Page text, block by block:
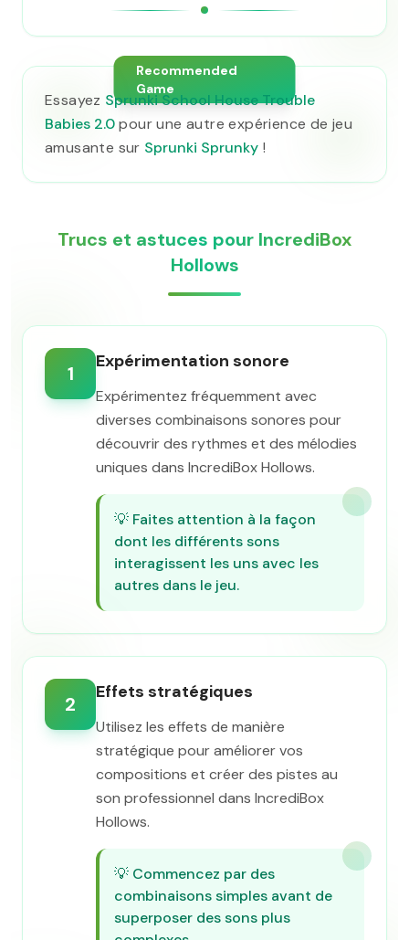
Recommended
Game
Essayez Sprunki School House Trouble
Babies 2.0pour une autre expérience de jeu
amusante sur Sprunki Sprunky !
Trucs et astuces pour IncrediBox
Hollows
1
Expérimentation sonore
Expérimentez fréquemment avec
diverses combinaisons sonores pour
découvrir des rythmes et des mélodies
uniques dans IncrediBox Hollows.
💡 Faites attention à la façon
dont les différents sons
interagissent les uns avec les
autres dans le jeu.
2
Effets stratégiques
Utilisez les effets de manière
stratégique pour améliorer vos
compositions et créer des pistes au
son professionnel dans IncrediBox
Hollows.
💡 Commencez par des
combinaisons simples avant de
superposer des sons plus